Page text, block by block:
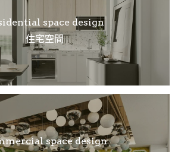
space design
住宅空間
space design